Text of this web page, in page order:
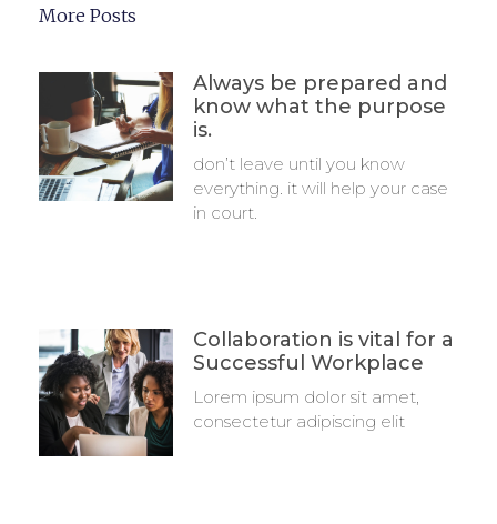
More Posts
Always be prepared and
know what the purpose
is.
don’t leave until you know
everything. it will help your case
in court.
Collaboration is vital for a
Successful Workplace
Lorem ipsum dolor sit amet,
consectetur adipiscing elit